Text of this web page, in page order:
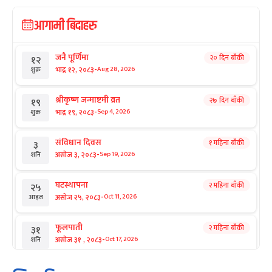
आगामी बिदाहरु
१२
शुक्र
जनै पूर्णिमा
भाद्र १२, २०८३-Aug 28, 2026
२० दिन बाँकी
१९
शुक्र
श्रीकृष्ण जन्माष्टमी व्रत
भाद्र १९, २०८३-Sep 4, 2026
२७ दिन बाँकी
३
शनि
संविधान दिवस
असोज ३, २०८३-Sep 19, 2026
१ महिना बाँकी
२५
आइत
घटस्थापना
असोज २५, २०८३-Oct 11, 2026
२ महिना बाँकी
३१
शनि
फूलपाती
असोज ३१ , २०८३-Oct 17, 2026
२ महिना बाँकी